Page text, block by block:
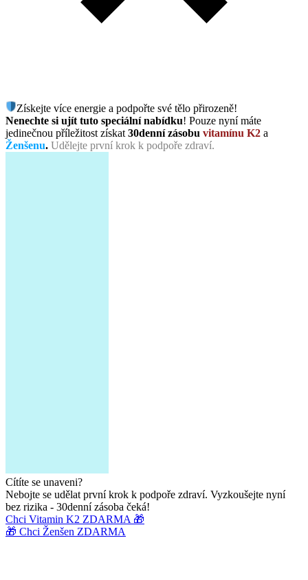
Získejte více energie a podpořte své tělo přirozeně!
Nenechte si ujít tuto speciální nabídku! Pouze nyní máte
jedinečnou příležitost získat30denní zásobu vitamínu K2 a
Ženšenu. Udělejte první krok k podpoře zdraví.
Cítíte se unaveni?
Nebojte se udělat první krok k podpoře zdraví. Vyzkoušejte nyní
bez rizika - 30denní zásoba čeká!
Chci Vitamin K2 ZDARMA 🎁
🎁 Chci Ženšen ZDARMA